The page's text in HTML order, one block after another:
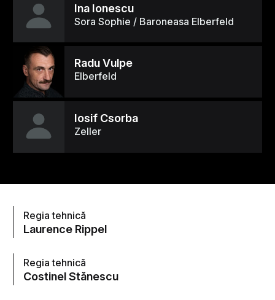
Ina Ionescu
Sora Sophie / Baroneasa Elberfeld
Radu Vulpe
Elberfeld
Iosif Csorba
Zeller
Regia tehnică
Laurence Rippel
Regia tehnică
Costinel Stănescu